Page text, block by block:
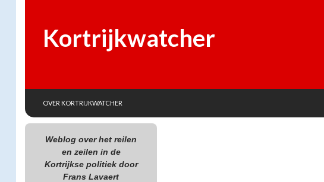
Kortrijkwatcher
OVER KORTRIJKWATCHER
Weblog over het reilen
en zeilen in de
Kortrijkse politiek door
Frans Lavaert